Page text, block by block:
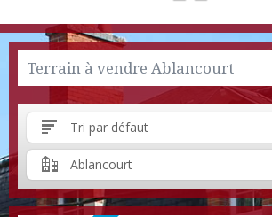
Terrain à vendre Ablancourt
Tri par défaut
Ablancourt